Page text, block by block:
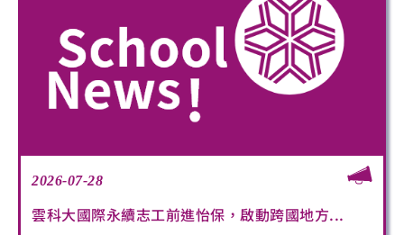
2026-07-28
雲科大國際永續志工前進怡保，啟動跨國地方...